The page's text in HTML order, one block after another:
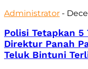
Administrator -
Polisi Tetapkan 5
Direktur Panah
Teluk Bintuni